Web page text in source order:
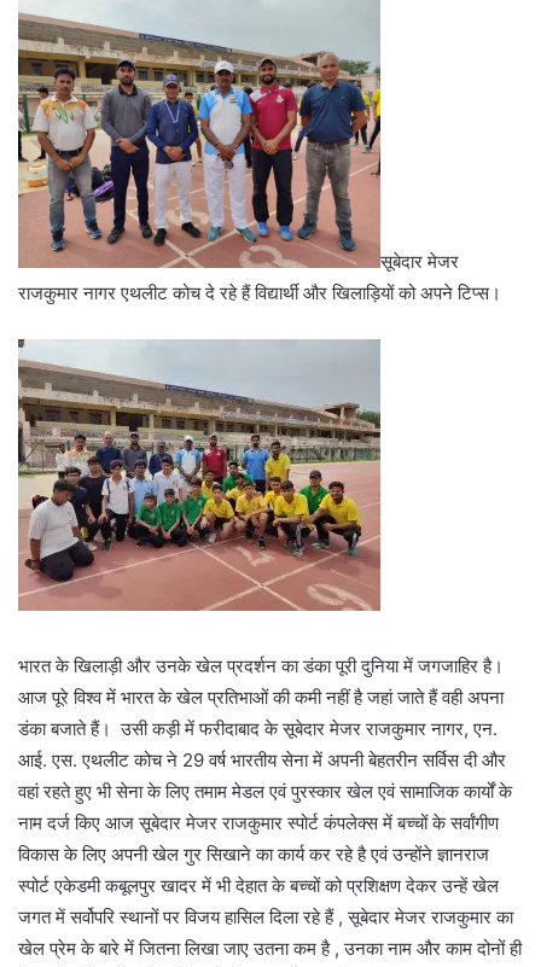
सूबेदार मेजर
राजकुमार नागर एथलीट कोच दे रहे हैं विद्यार्थी और खिलाड़ियों को अपने टिप्स।
भारत के खिलाड़ी और उनके खेल प्रदर्शन का डंका पूरी दुनिया में जगजाहिर है।
आज पूरे विश्व में भारत के खेल प्रतिभाओं की कमी नहीं है जहां जाते हैं वही अपना
डंका बजाते हैं। उसी कड़ी में फरीदाबाद के सूबेदार मेजर राजकुमार नागर, एन.
आई. एस. एथलीट कोच ने 29 वर्ष भारतीय सेना में अपनी बेहतरीन सर्विस दी और
वहां रहते हुए भी सेना के लिए तमाम मेडल एवं पुरस्कार खेल एवं सामाजिक कार्यों के
नाम दर्ज किए आज सूबेदार मेजर राजकुमार स्पोर्ट कंपलेक्स में बच्चों के सर्वांगीण
विकास के लिए अपनी खेल गुर सिखाने का कार्य कर रहे है एवं उन्होंने ज्ञानराज
स्पोर्ट एकेडमी कबूलपुर खादर में भी देहात के बच्चों को प्रशिक्षण देकर उन्हें खेल
जगत में सर्वोपरि स्थानों पर विजय हासिल दिला रहे हैं , सूबेदार मेजर राजकुमार का
खेल प्रेम के बारे में जितना लिखा जाए उतना कम है , उनका नाम और काम दोनों ही